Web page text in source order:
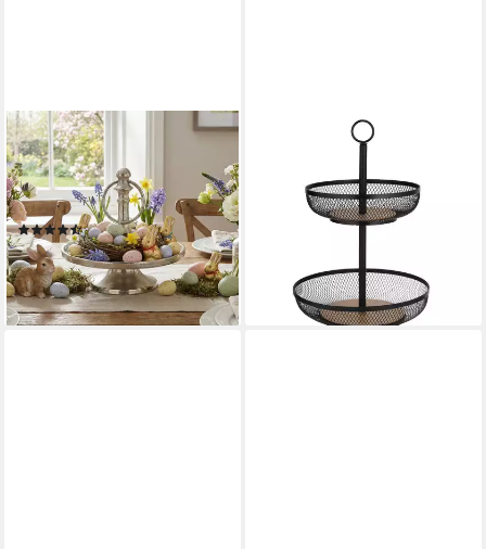
AMBIENTE HAUS
Etagere Etagere 1 Stufe
Silber und Schwarz,
Aluminium, (1-tlg)
(2)
16,99 € UVP26,10 €
-35%
lieferbar - in 4-5 Werktagen bei dir
Etagere, Eisen/Kiefer, 2
Etagen, Modern, Robust, aus
Eisen und Kiefer,
lieferbar - in 2-3 Werktagen bei dir